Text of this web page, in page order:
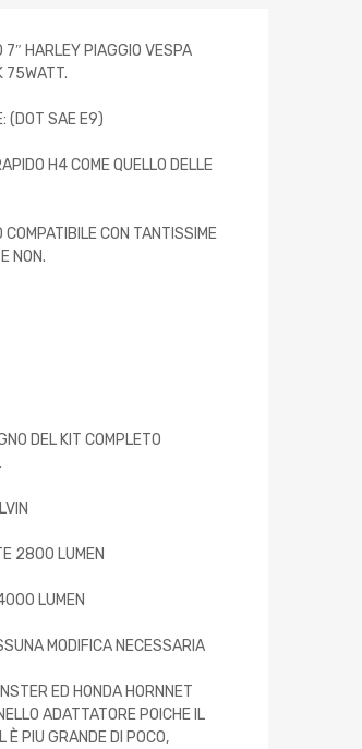
7″ HARLEY PIAGGIO VESPA
75WATT.
(DOT SAE E9)
H4 COME QUELLO DELLE
COMPATIBILE CON TANTISSIME
NON.
DEL KIT COMPLETO
2800 LUMEN
LUMEN
MODIFICA NECESSARIA
ED HONDA HORNNET
ADATTATORE POICHE IL
È PIU GRANDE DI POCO,